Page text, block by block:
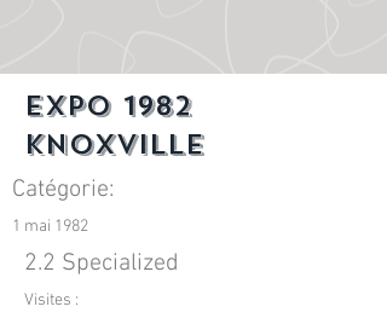
Expo 1982
Knoxville
Catégorie:
1 mai 1982
2.2 Specialized
Visites :